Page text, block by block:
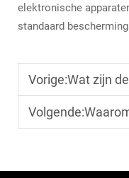
elektronische
standaard
Vorige:Wat zijn de
Volgende:Waarom